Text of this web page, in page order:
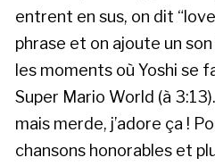
entrent en sus, on dit
phrase et on ajoute un
les moments où Yoshi se
Super Mario World (à
mais merde, j’adore ça !
chansons honorables et